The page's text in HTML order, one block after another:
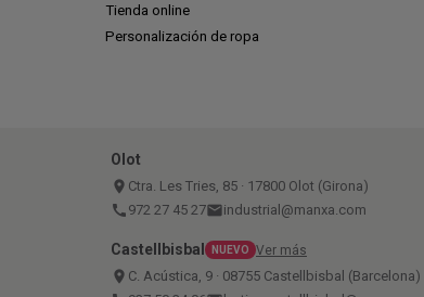
Tienda online
Personalización de ropa
Olot
place Ctra. Les Tries, 85 · 17800 Olot (Girona)
call 972 27 45 27emailindustrial@manxa.com
Castellbisbal NUEVO Ver más
place C. Acústica, 9 · 08755 Castellbisbal (Barcelona)